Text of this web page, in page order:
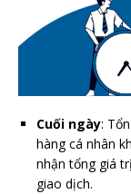
Cuối ngày:
hàng cá nhân
nhận tổng giá
giao dịch.